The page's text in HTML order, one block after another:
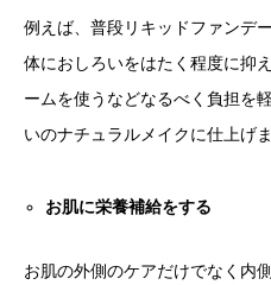
例えば、普段リキッドファンデ
体におしろいをはたく程度に抑
ームを使うなどなるべく負担を
いのナチュラルメイクに仕上げま
お肌に栄養補給をする
お肌の外側のケアだけでなく内